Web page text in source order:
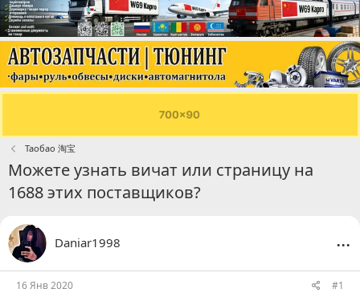
Таобао 淘宝
Можете узнать вичат или страницу на
1688 этих поставщиков?
Daniar1998 ...
16 Янв 2020 #1